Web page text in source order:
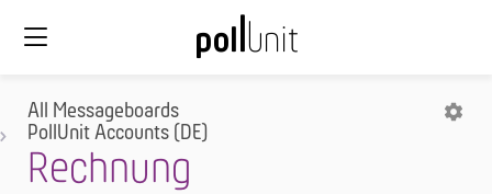
All Messageboards
PollUnit Accounts (DE)
Rechnung